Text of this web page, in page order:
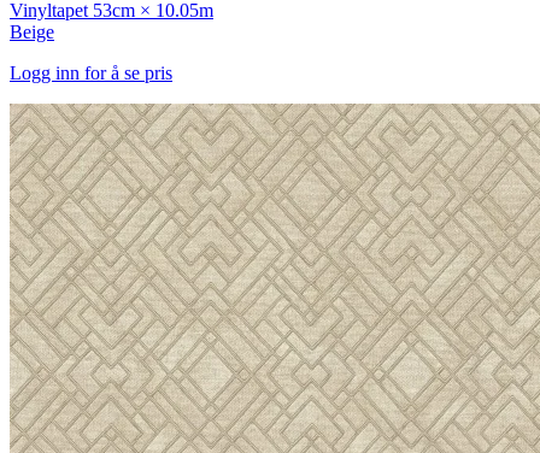
Vinyltapet 53cm × 10.05m
Beige
Logg inn for å se pris